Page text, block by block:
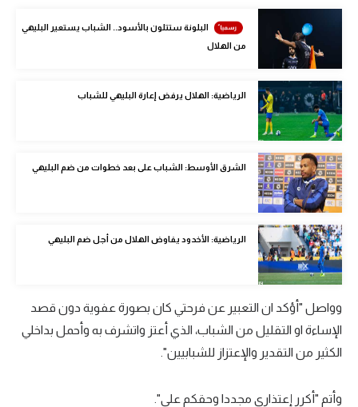
آسيا
أمريكا
ركن الألعاب
Gamers
ميركاتو
تحقيق في الجول
تقرير في الجول
تحليل في الجول
حكايات في الجول
كويز في الجول
فيديو في الجول
البلونة ستتلون بالأسود.. الشباب يستعير البليهي
من الهلال
الرياضية: الهلال يرفض إعارة البليهي للشباب
الشرق الأوسط: الشباب على بعد خطوات من ضم البليهي
الرياضية: الأخدود يفاوض الهلال من أجل ضم البليهي
وواصل "أؤكد ان التعبير عن فرحتي كان بصورة عفوية دون قصد
الإساءة او التقليل من الشباب، الذي أعتز واتشرف به وأحمل بداخلي
الكثير من التقدير والإعتزاز للشبابيين".
وأتم "أكرر إعتذاري مجددا وحقكم علي".